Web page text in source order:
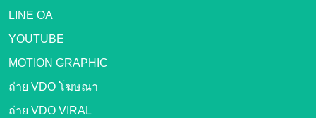
LINE OA
YOUTUBE
MOTION GRAPHIC
ถ่าย VDO โฆษณา
ถ่าย VDO VIRAL